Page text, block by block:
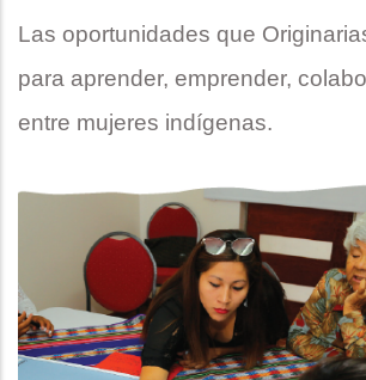
Las oportunidades que
para aprender, emprender,
entre mujeres indígenas.